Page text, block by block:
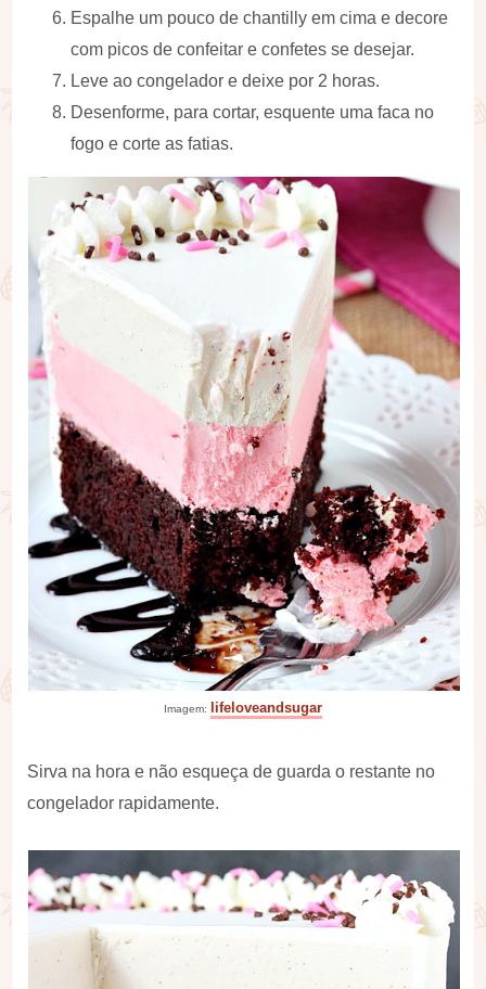
Espalhe um pouco de chantilly em cima e decore
com picos de confeitar e confetes se desejar.
Leve ao congelador e deixe por 2 horas.
Desenforme, para cortar, esquente uma faca no
fogo e corte as fatias.
Imagem: lifeloveandsugar
Sirva na hora e não esqueça de guarda o restante no
congelador rapidamente.